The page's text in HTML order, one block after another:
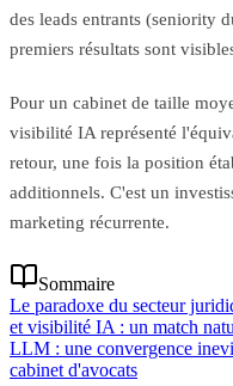
des leads entrants (seniority
premiers résultats sont
Pour un cabinet de taille
visibilité IA représenté
retour, une fois la position
additionnels. C'est un
marketing récurrente.
Sommaire
Le paradoxe du secteur
et visibilité IA : un match
LLM : une convergence
cabinet d'avocats